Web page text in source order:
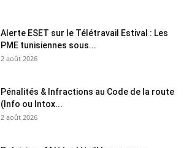
Alerte ESET sur le Télétravail Estival : Les
PME tunisiennes sous...
2 août 2026
Pénalités & Infractions au Code de la route
(Info ou Intox...
2 août 2026